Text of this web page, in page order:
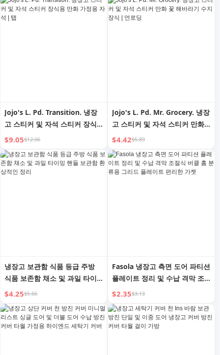
Jojo's L. Pd. Transition. 냉장
고 스티커 및 자석 스티커 장식
용 만화 가정용 자석 | 탭
$9.05$12.06
Jojo's L. Pd. Mr. Grocery. 냉장
고 스티커 및 자석 스티커 만화
꽃 해바라기 수지 장식 | 언로딩
$4.42$5.89
냉장고 보관함 식품 등급 주방
식품 보존함 채소 및 과일 타이
밍 핸들 보관함 환상적인 정리
$4.25$5.66
Fasola 냉장고 측면 도어 파티션
플레이트 정리 및 수납 격막 조
절식 버클 홈 분류용 그리드 플
레이트 편리한 가젯
$2.35$3.13